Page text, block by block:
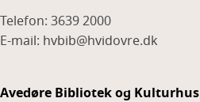
Telefon: 3639 2000
E-mail: hvbib@hvidovre.dk
Avedøre Bibliotek og Kulturhus